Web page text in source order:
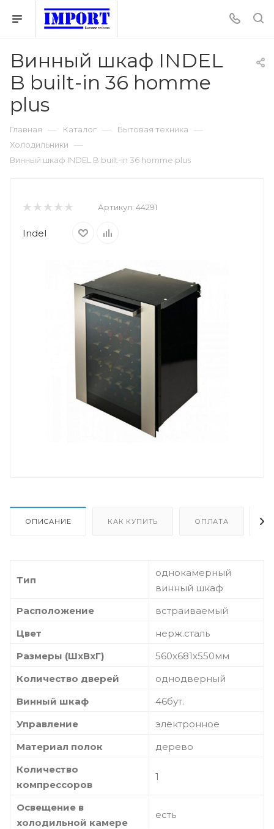
Винный шкаф INDEL
B built-in 36 homme
plus
Главная — Каталог — Бытовая техника —
Холодильники —
Винный шкаф INDEL B built-in 36 homme plus
Артикул: 44291
Indel
ОПИСАНИЕ КАК КУПИТЬ ОПЛАТА
Тип
однокамерный
винный шкаф
Расположение
встраиваемый
Цвет
нерж.сталь
Размеры (ШxВxГ)
560x681x550мм
Количество дверей
однодверный
Винный шкаф
46бут.
Управление
электронное
Материал полок
дерево
Количество
компрессоров
1
Освещение в
холодильной камере
есть